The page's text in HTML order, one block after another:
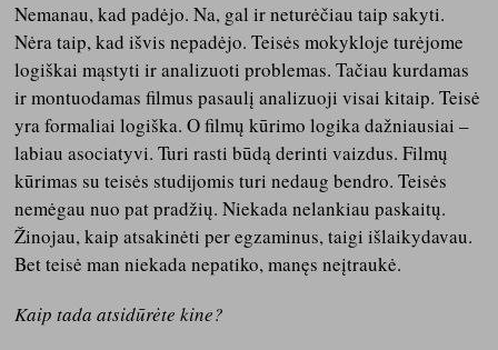
Nemanau, kad padėjo. Na, gal ir neturėčiau taip sakyti.
Nėra taip, kad išvis nepadėjo. Teisės mokykloje turėjome
logiškai mąstyti ir analizuoti problemas. Tačiau kurdamas
ir montuodamas filmus pasaulį analizuoji visai kitaip. Teisė
yra formaliai logiška. O filmų kūrimo logika dažniausiai –
labiau asociatyvi. Turi rasti būdą derinti vaizdus. Filmų
kūrimas su teisės studijomis turi nedaug bendro. Teisės
nemėgau nuo pat pradžių. Niekada nelankiau paskaitų.
Žinojau, kaip atsakinėti per egzaminus, taigi išlaikydavau.
Bet teisė man niekada nepatiko, manęs neįtraukė.
Kaip tada atsidūrėte kine?